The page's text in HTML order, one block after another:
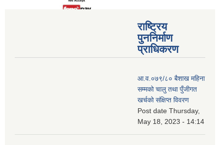
राष्ट्रिय
पुननिर्माण
प्राधिकरण
आ.व.०७९/८० बैशाख महिना
सम्मको चालु तथा पुँजीगत
खर्चको संक्षिप्त विवरण
Post date Thursday,
May 18, 2023 - 14:14